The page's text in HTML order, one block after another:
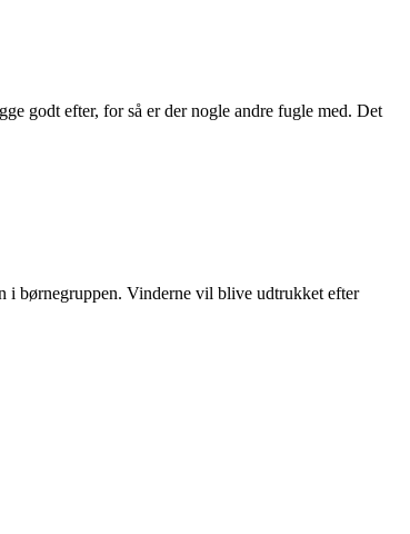
godt efter, for så er der nogle andre fugle med. Det
i børnegruppen. Vinderne vil blive udtrukket efter